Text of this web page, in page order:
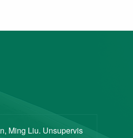
Ming Liu. Unsupervis